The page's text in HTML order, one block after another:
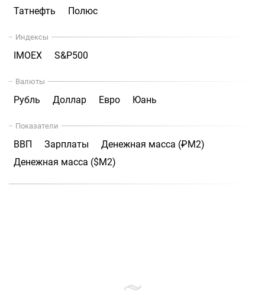
Татнефть
Полюс
Индексы
IMOEX S&P500
Валюты
Рубль Доллар Евро Юань
Показатели
ВВП Зарплаты
Денежная масса (₽М2)
Денежная масса ($М2)